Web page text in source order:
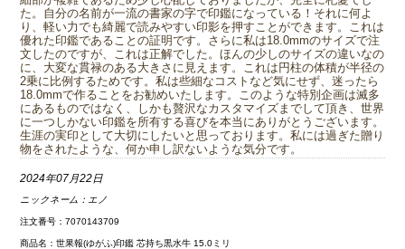
た。自分の名前が一流の書家の字で印鑑になっている！それに何よ
り、軽い力でも綺麗で読みやすい印影を押すことができます。これは
優れた印鑑であることの証明です。さらに私は18.0mmのサイズで注
文したのですが、これは正解でした。ほんの少しのサイズの違いなの
に、大変な貫禄のある大きさに見えます。これは円柱の体積が半径の
2乗に比例するためです。私は些細なコストなど気にせず、迷ったら
18.0mmで作ることをお勧めいたします。このような特別企画は滅多
にあるものではなく、しかも贅沢なカスタマイズまでして頂き、世界
に一つしかない印鑑を所有する喜びを本当にありがとうございます。
生涯の実印として大切にしたいと思っております。私には過ぎた贈り
物をされたような、何か申し訳ないような気分です。
2024年07月22日
ニックネーム： エノ
注文番号：7070143709
商品名：世果報(ゆがふ)印鑑 芯持ち黒水牛 15.0ミリ